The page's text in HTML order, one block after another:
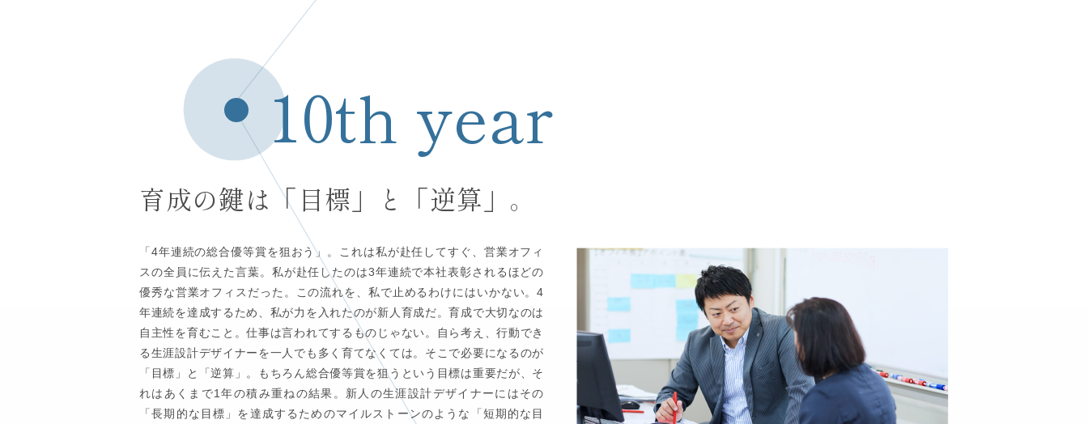
10th year
育成の鍵は「目標」と「逆算」。
「4年連続の総合優等賞を狙おう」。これは私が赴任してすぐ、営業オフィ
スの全員に伝えた言葉。私が赴任したのは3年連続で本社表彰されるほどの
優秀な営業オフィスだった。この流れを、私で止めるわけにはいかない。4
年連続を達成するため、私が力を入れたのが新人育成だ。育成で大切なのは
自主性を育むこと。仕事は言われてするものじゃない。自ら考え、行動でき
る生涯設計デザイナーを一人でも多く育てなくては。そこで必要になるのが
「目標」と「逆算」。もちろん総合優等賞を狙うという目標は重要だが、そ
れはあくまで1年の積み重ねの結果。新人の生涯設計デザイナーにはその
「長期的な目標」を達成するためのマイルストーンのような「短期的な目